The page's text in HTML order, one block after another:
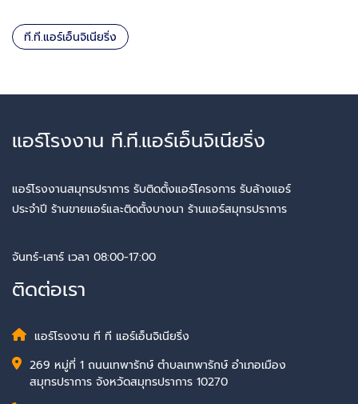
ที.ที.แอร์เอ็นจิเนียริ่ง
แอร์โรงงาน ที.ที.แอร์เอ็นจิเนียริ่ง
แอร์โรงงานสมุทรปราการ รับติดตั้งแอร์โครงการ รับล้างแอร์
ประจำปี ร้านขายแอร์และติดตั้งบางนา ร้านแอร์สมุทรปราการ
จันทร์-เสาร์ เวลา 08:00-17:00
ติดต่อเรา
แอร์โรงงาน ที ที แอร์เอ็นจิเนียริ่ง
269 หมู่ที่ 1 ถนนเทพารักษ์ ตำบลเทพารักษ์ อำเภอเมือง
สมุทรปราการ จังหวัดสมุทรปราการ 10270